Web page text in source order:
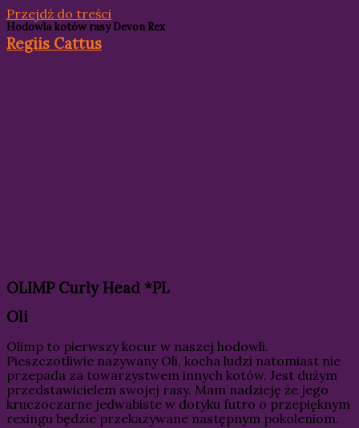
Przejdź do treści
Hodowla kotów rasy Devon Rex
Regiis Cattus
OLIMP Curly Head *PL
Oli
Olimp to pierwszy kocur w naszej hodowli.
Pieszczotliwie nazywany Oli, kocha ludzi natomiast nie
przepada za towarzystwem innych kotów. Jest dużym
przedstawicielem swojej rasy. Mam nadzieję że jego
kruczoczarne jedwabiste w dotyku futro o przepięknym
rexingu będzie przekazywane następnym pokoleniom.